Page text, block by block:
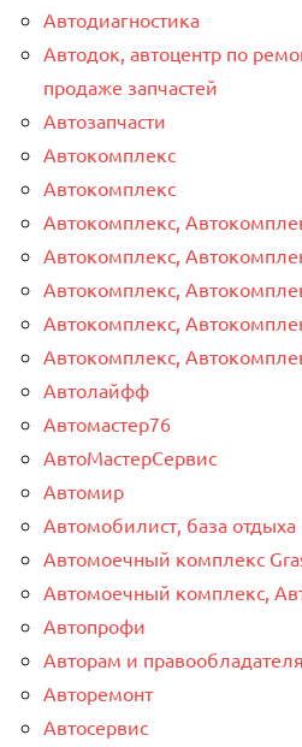
Автодиагностика
Автодок, автоцентр по
продаже запчастей
Автозапчасти
Автокомплекс
Автокомплекс
Автокомплекс,
Автокомплекс,
Автокомплекс,
Автокомплекс,
Автокомплекс,
Автолайфф
Автомастер76
АвтоМастерСервис
Автомир
Автомобилист, база отдыха
Автомоечный комплекс
Автомоечный комплекс,
Автопрофи
Авторам и
Авторемонт
Автосервис